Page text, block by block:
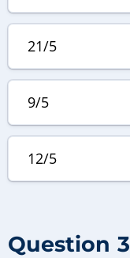
21/5
9/5
12/5
Question 3